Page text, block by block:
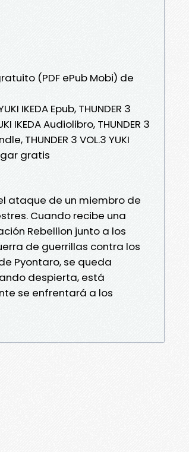
(PDF ePub Mobi) de
IKEDA Epub, THUNDER 3
IKEDA Audiolibro, THUNDER 3
THUNDER 3 VOL.3 YUKI
gratis
ataque de un miembro de
Cuando recibe una
Rebellion junto a los
de guerrillas contra los
Pyontaro, se queda
despierta, está
se enfrentará a los